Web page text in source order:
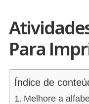
Para
Índice de
Melhore a